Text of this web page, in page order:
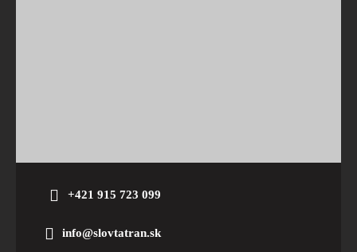
+421 915 723 099
info@slovtatran.sk